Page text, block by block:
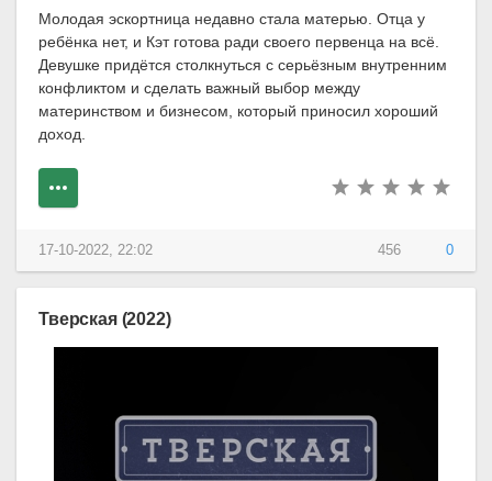
Молодая эскортница недавно стала матерью. Отца у
ребёнка нет, и Кэт готова ради своего первенца на всё.
Девушке придётся столкнуться с серьёзным внутренним
конфликтом и сделать важный выбор между
материнством и бизнесом, который приносил хороший
доход.
456 0
17-10-2022, 22:02
Тверская (2022)